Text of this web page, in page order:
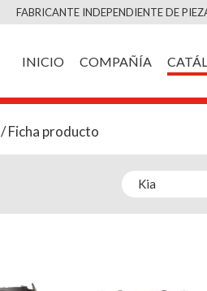
FABRICANTE INDEPENDIENTE DE
INICIO COMPAÑÍA
/ Ficha producto